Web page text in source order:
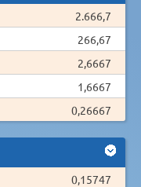
2.666,7
266,67
2,6667
1,6667
0,26667
0,15747